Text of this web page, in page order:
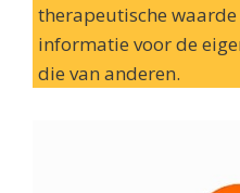
therapeutische waarde
informatie voor de
die van anderen.